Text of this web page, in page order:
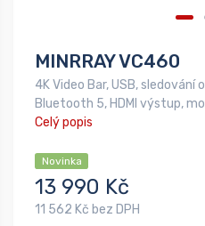
MINRRAY VC460
4K Video Bar, USB, sledování
Bluetooth 5, HDMI výstup,
Celý popis
Novinka
13 990 Kč
11 562 Kč bez DPH